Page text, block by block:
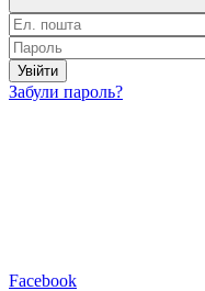
Увійти
Забули пароль?
Facebook